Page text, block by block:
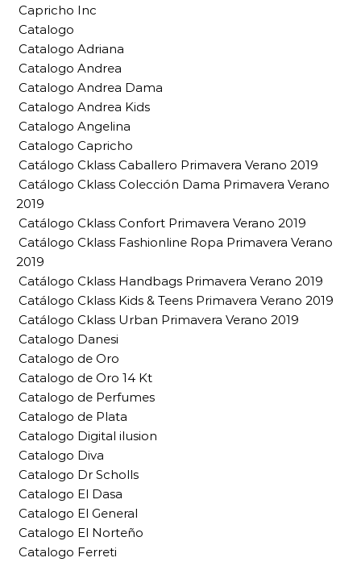
Capricho Inc
Catalogo
Catalogo Adriana
Catalogo Andrea
Catalogo Andrea Dama
Catalogo Andrea Kids
Catalogo Angelina
Catalogo Capricho
Catálogo Cklass Caballero Primavera Verano 2019
Catálogo Cklass Colección Dama Primavera Verano
2019
Catálogo Cklass Confort Primavera Verano 2019
Catálogo Cklass Fashionline Ropa Primavera Verano
2019
Catálogo Cklass Handbags Primavera Verano 2019
Catálogo Cklass Kids & Teens Primavera Verano 2019
Catálogo Cklass Urban Primavera Verano 2019
Catalogo Danesi
Catalogo de Oro
Catalogo de Oro 14 Kt
Catalogo de Perfumes
Catalogo de Plata
Catalogo Digital ilusion
Catalogo Diva
Catalogo Dr Scholls
Catalogo El Dasa
Catalogo El General
Catalogo El Norteño
Catalogo Ferreti